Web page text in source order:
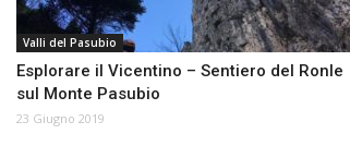
Valli del Pasubio
Esplorare il Vicentino – Sentiero del Ronle
sul Monte Pasubio
23 Giugno 2019